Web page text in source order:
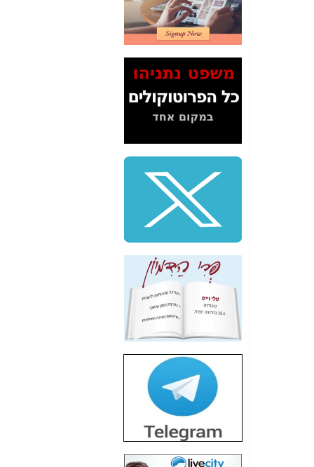
2" על תעלולי השר
משה כחלון -כאן
המשך חשיפת הבלוף
ששמו "מהפיכת
הסלולר" ואיך מסרסים
כאן
סיכום ביקור בסיליקון
באותם תחומים -כאן
שלמה פילבר (עד
לאחרונה מנכ"ל משרד
התקשורת) - עד
מדינה? הצחקתם
"יש אפליה בחקירה"?
חשיפה: למה השר
משה כחלון לא נחקר
עד היום? -
חשיפת חשד לשחיתות
הדומה לזו של "תיק
הסלולר -
חשיפת מה שלא
רוצים שתדעו בעניין
פריסת אנלימיטד
(בניחוח בלתי נסבל) -
כאן
חשיפה: איוב קרא